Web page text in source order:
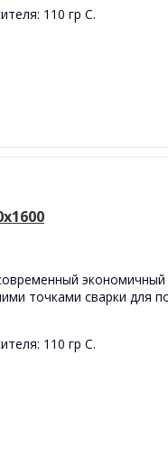
110 гр С.
точками сварки для
110 гр С.